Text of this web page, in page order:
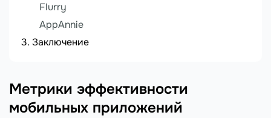
Flurry
AppAnnie
Заключение
Метрики эффективности
мобильных приложений